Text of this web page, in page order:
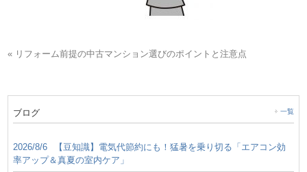
« リフォーム前提の中古マンション選びのポイントと注意点
ブログ 一覧
2026/8/6
【豆知識】電気代節約にも！猛暑を乗り切る「エアコン効
率アップ＆真夏の室内ケア」